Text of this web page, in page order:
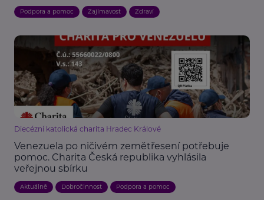
Podpora a pomoc Zajímavost Zdraví
Diecézní katolická charita Hradec Králové
Venezuela po ničivém zemětřesení potřebuje
pomoc. Charita Česká republika vyhlásila
veřejnou sbírku
Aktuálně Dobročinnost Podpora a pomoc